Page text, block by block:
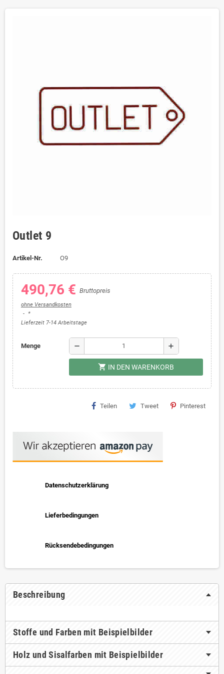
Outlet 9
Artikel-Nr. O9
490,76 € Bruttopreis
ohne Versandkosten
*
Lieferzeit 7-14 Arbeitstage
Menge remove add
shopping_cart IN DEN WARENKORB
Teilen Tweet Pinterest
Datenschutzerklärung
Lieferbedingungen
Rücksendebedingungen
Beschreibung
Stoffe und Farben mit Beispielbilder
Holz und Sisalfarben mit Beispielbilder